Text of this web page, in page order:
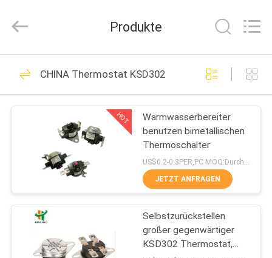
STARTSEITE
PRODUKTE
SHOW
ÜBER
Electric
Rights
KSD-Bimetall-
Thermostat
126
Thermostat des
Bimetall-KSD301
274
Produkte
CHINA Thermostat KSD302
HOT
Warmwasserbereiter
benutzen bimetallischen
Thermoschalter
US$0.2-0.3PER,PC MOQ:Durchkontaktierung
JETZT ANFRAGEN
Selbstzurückstellen
großer gegenwärtiger
KSD302 Thermostat,